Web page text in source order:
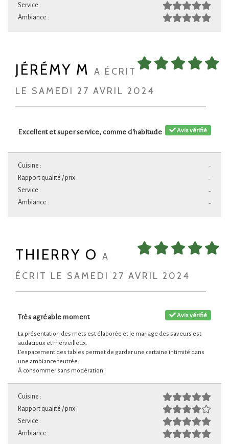
Service :
Ambiance :
JÉRÉMY M A ÉCRIT
LE SAMEDI 27 AVRIL 2024
Avis vérifié
Excellent et super service, comme d'habitude
-
Cuisine :
-
Rapport qualité / prix :
-
Service :
-
Ambiance :
THIERRY O A
ÉCRIT LE SAMEDI 27 AVRIL 2024
Avis vérifié
Très agréable moment
La présentation des mets est élaborée et le mariage des saveurs est
audacieux et merveilleux.
L’espacement des tables permet de garder une certaine intimité dans
une ambiance feutrée.
À consommer sans modération !
Cuisine :
Rapport qualité / prix :
Service :
Ambiance :